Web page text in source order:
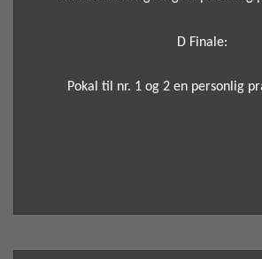
D Finale:
Pokal til nr. 1 og 2 en personlig